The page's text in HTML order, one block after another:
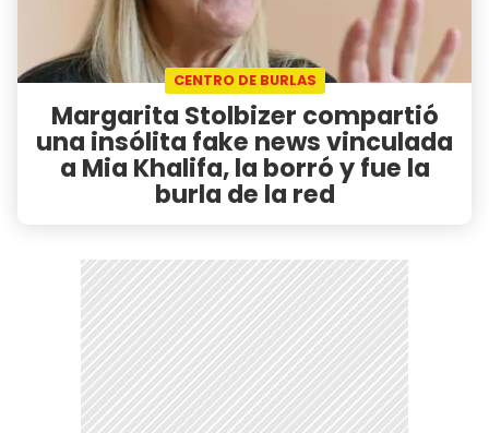
CENTRO DE BURLAS
Margarita Stolbizer compartió
una insólita fake news vinculada
a Mia Khalifa, la borró y fue la
burla de la red